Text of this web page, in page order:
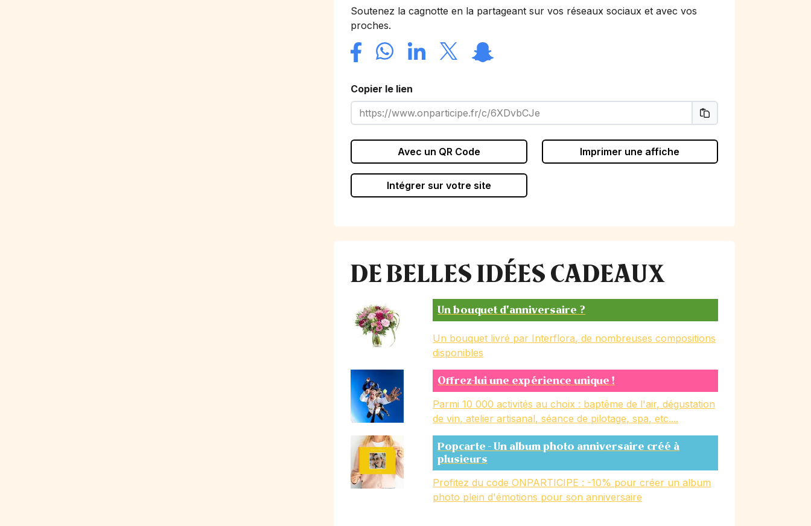
Soutenez la cagnotte en la partageant sur vos réseaux sociaux et avec vos
proches.
Copier le lien
Avec un QR Code Imprimer une affiche
Intégrer sur votre site
DE BELLES IDÉES CADEAUX
Un bouquet d'anniversaire ?
Un bouquet livré par Interflora, de nombreuses compositions
disponibles
Offrez-lui une expérience unique !
Parmi 10 000 activités au choix : baptême de l'air, dégustation
de vin, atelier artisanal, séance de pilotage, spa, etc....
Popcarte - Un album photo anniversaire créé à
plusieurs
Profitez du code ONPARTICIPE : -10% pour créer un album
photo plein d'émotions pour son anniversaire